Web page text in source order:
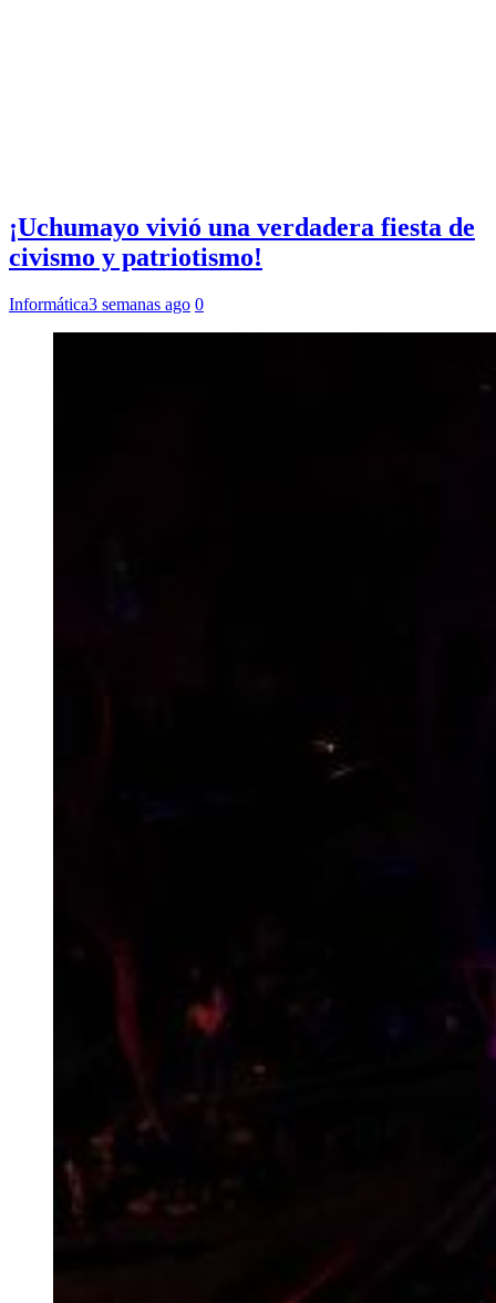
¡Uchumayo vivió una verdadera fiesta de
civismo y patriotismo!
Informática3 semanas ago 0